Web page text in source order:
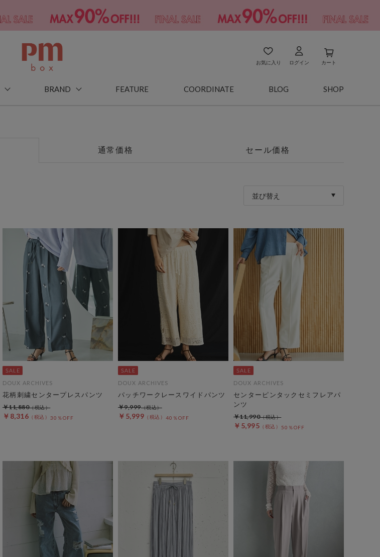
お気に入り ログイン カート
BRAND FEATURE COORDINATE BLOG SHOP
通常価格 セール価格
並び替え
DOUX ARCHIVES
花柄刺繍センタープレスパンツ
￥8,316 30％OFF
￥11,880
DOUX ARCHIVES
パッチワークレースワイドパンツ
￥5,999 40％OFF
￥9,999
DOUX ARCHIVES
センターピンタックセミフレアパ
ンツ
￥5,995 50％OFF
￥11,990